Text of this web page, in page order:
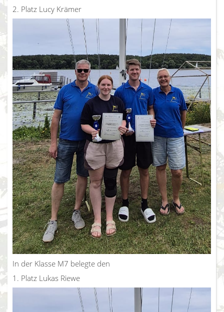
2. Platz Lucy Krämer
In der Klasse M7 belegte den
1. Platz Lukas Riewe